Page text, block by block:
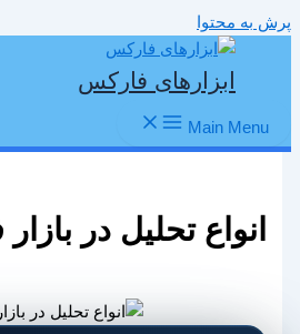
پرش به محتوا
ابزارهای فارکس
Main Menu
انواع تحلیل در